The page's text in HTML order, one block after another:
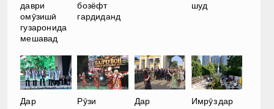
даври
омӯзишӣ
гузаронида
мешавад
бозёфт
гардиданд
шуд
Дар
Рӯзи
Дар
Имрӯз дар